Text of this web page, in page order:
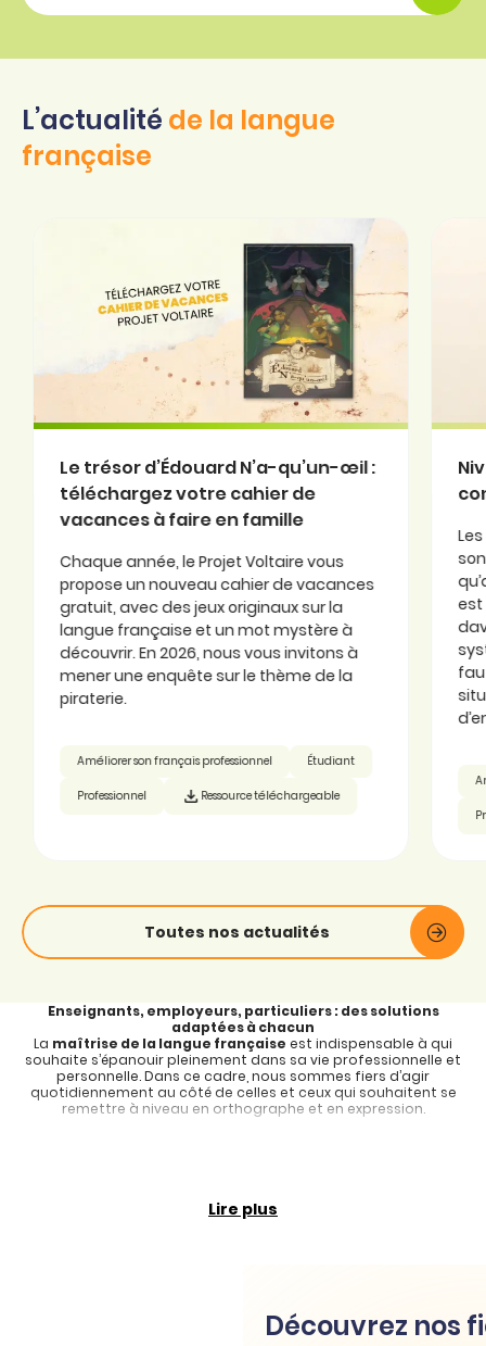
L’actualité de la langue
française
Le trésor d’Édouard N’a-qu’un-œil :
téléchargez votre cahier de
vacances à faire en famille
Chaque année, le Projet Voltaire vous
propose un nouveau cahier de vacances
gratuit, avec des jeux originaux sur la
langue française et un mot mystère à
découvrir. En 2026, nous vous invitons à
mener une enquête sur le thème de la
piraterie.
Améliorer son français professionnel Étudiant
Professionnel Ressource téléchargeable
est
Toutes nos actualités
Enseignants, employeurs, particuliers : des solutions
adaptées à chacun
La maîtrise de la langue française est indispensable à qui
souhaite s’épanouir pleinement dans sa vie professionnelle et
personnelle. Dans ce cadre, nous sommes fiers d’agir
quotidiennement au côté de celles et ceux qui souhaitent se
remettre à niveau en orthographe et en expression.
chacun. Ils portent sur l’orthographe, mais aussi
écrite et orale et le vocabulaire. La technologie Ancrage
Aux employeurs, nous apportons des solutions pour
Lire plus
Découvrez nos